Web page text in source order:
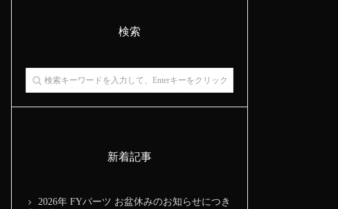
検索
新着記事
2026年 FYパーツ お盆休みのお知らせにつき